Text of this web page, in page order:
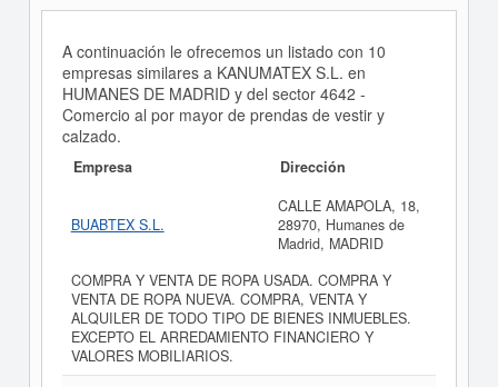
A continuación le ofrecemos un listado con 10
empresas similares a KANUMATEX S.L. en
HUMANES DE MADRID y del sector 4642 -
Comercio al por mayor de prendas de vestir y
calzado.
Empresa Dirección
BUABTEX S.L.
CALLE AMAPOLA, 18,
28970, Humanes de
Madrid, MADRID
COMPRA Y VENTA DE ROPA USADA. COMPRA Y
VENTA DE ROPA NUEVA. COMPRA, VENTA Y
ALQUILER DE TODO TIPO DE BIENES INMUEBLES.
EXCEPTO EL ARREDAMIENTO FINANCIERO Y
VALORES MOBILIARIOS.